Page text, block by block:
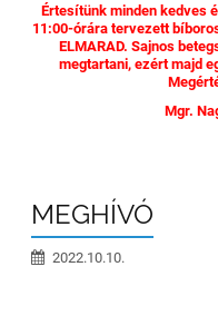
Értesítünk minden kedves
11:00-órára tervezett
ELMARAD. Sajnos
megtartani, ezért majd
Mgr.
MEGHÍVÓ
2022.10.10.